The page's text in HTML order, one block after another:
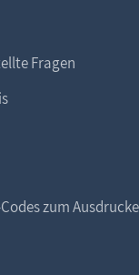
Fragen
zum